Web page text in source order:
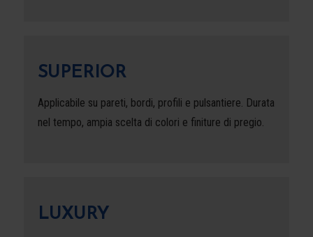
SUPERIOR
Applicabile su pareti, bordi, profili e pulsantiere. Durata
nel tempo, ampia scelta di colori e finiture di pregio.
LUXURY